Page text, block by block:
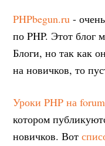
PHPbegun.ru -
по PHP. Этот блог
Блоги, но так как
на новичков, то
Уроки PHP на
котором
новичков. Вот